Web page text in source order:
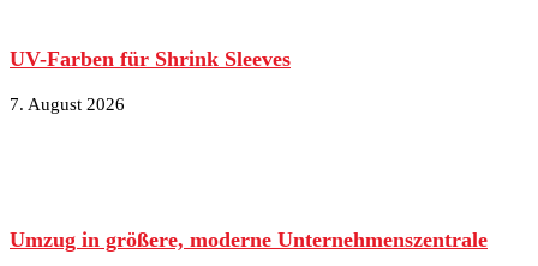
UV-Farben für Shrink Sleeves
7. August 2026
Umzug in größere, moderne Unternehmenszentrale